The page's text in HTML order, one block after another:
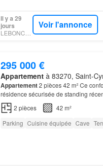
Il y a 29
jours
Voir l'annonce
295 000 €
Appartementà 83270, Saint-
Appartement2 pièces 42 m² Ce
résidence sécurisée de standing
2 pièces
42 m²
Parking Cuisine équipée Cave